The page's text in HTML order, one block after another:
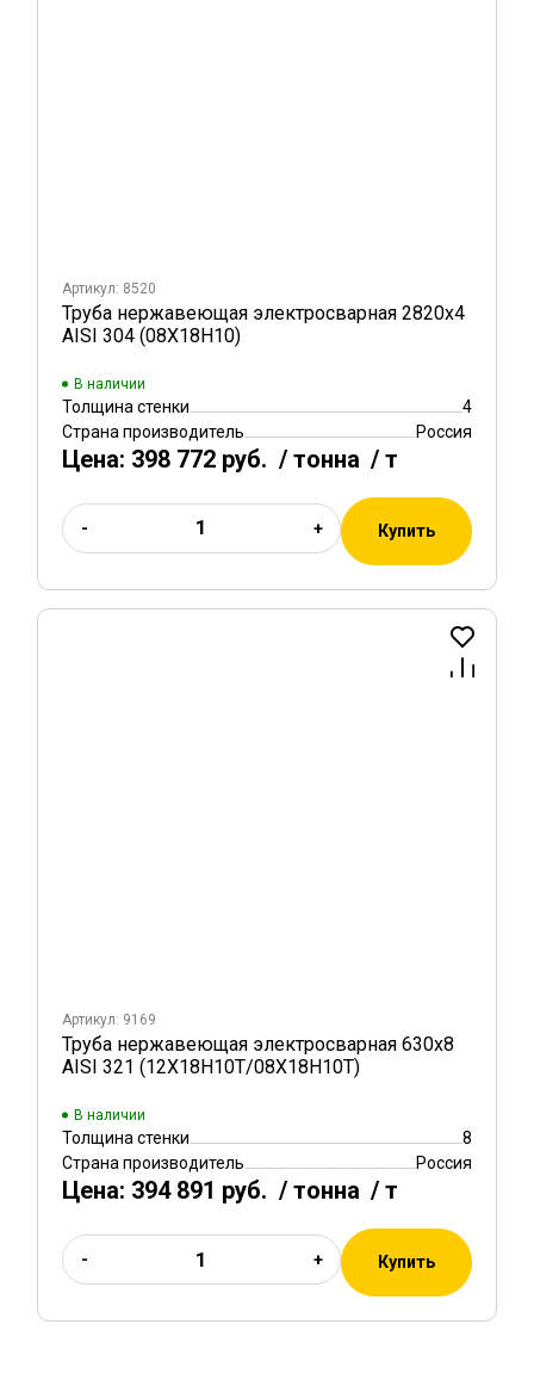
Артикул: 8520
Труба нержавеющая электросварная 2820х4
AISI 304 (08Х18Н10)
В наличии
Толщина стенки
4
Страна производитель
Россия
Цена: 398 772 руб. / тонна / т
- + Купить
Артикул: 9169
Труба нержавеющая электросварная 630х8
AISI 321 (12Х18Н10Т/08Х18Н10Т)
В наличии
Толщина стенки
8
Страна производитель
Россия
Цена: 394 891 руб. / тонна / т
- + Купить